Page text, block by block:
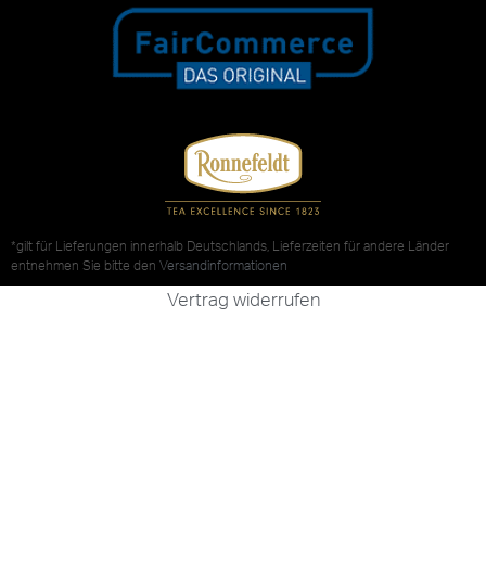
*gilt für Lieferungen innerhalb Deutschlands, Lieferzeiten für andere Länder
entnehmen Sie bitte den Versandinformationen
Vertrag widerrufen